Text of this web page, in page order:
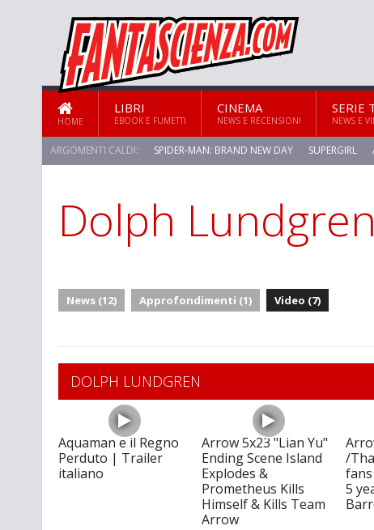
HOME
LIBRI
EBOOK E FUMETTI
CINEMA
NEWS E RECENSIONI
SERIE
NEWS E
ARGOMENTI CALDI: SPIDER-MAN: BRAND NEW DAY SUPERGIRL
STAR TREK: STRANGE NEW WORLDS
Dolph Lundgren
News (12) Approfondimenti (1) Video (7)
DOLPH LUNDGREN
Aquaman e il Regno
Perduto | Trailer
italiano
Arrow 5x23 "Lian Yu"
Ending Scene Island
Explodes &
Prometheus Kills
Himself & Kills Team
Arrow
/
5